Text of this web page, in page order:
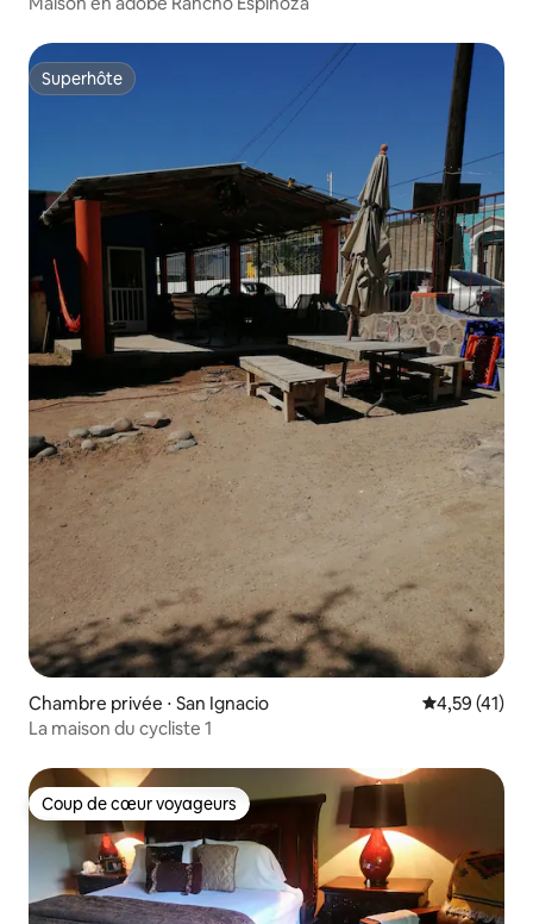
Superhôte
Superhôte
Chambre privée ⋅ San Ignacio Évaluation
4,59 (41)
La maison du cycliste 1
Coup de cœur voyageurs
Coup de cœur voyageurs